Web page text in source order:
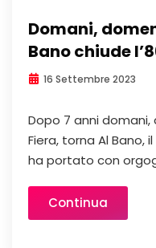
Domani,
Bano chiude
16 Settembre 2023
Dopo 7 anni
Fiera, torna Al
ha portato con
Continua